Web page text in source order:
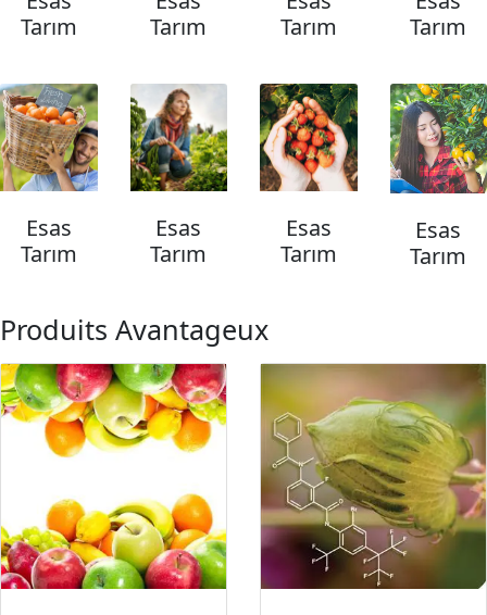
Tarım
Tarım
Tarım
Tarım
Esas
Tarım
Esas
Tarım
Esas
Tarım
Esas
Tarım
Produits Avantageux